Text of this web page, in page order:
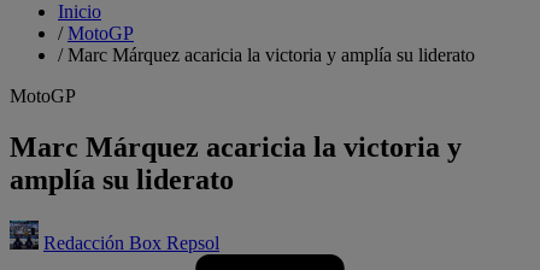
Inicio
/MotoGP
/Marc Márquez acaricia la victoria y amplía su liderato
MotoGP
Marc Márquez acaricia la victoria y
amplía su liderato
Redacción Box Repsol